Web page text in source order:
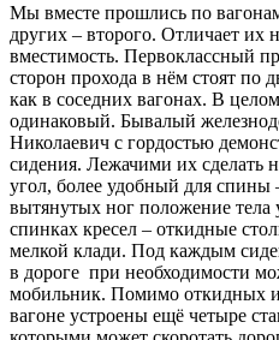
Мы вместе прошлись по
других – второго. Отличает их
вместимость. Первоклассный
сторон прохода в нём стоят по
как в соседних вагонах. В
одинаковый. Бывалый
Николаевич с гордостью
сидения. Лежачими их сделать
угол, более удобный для спины
вытянутых ног положение тела
спинках кресел – откидные
мелкой клади. Под каждым
в дороге при необходимости
мобильник. Помимо откидных
вагоне устроены ещё четыре